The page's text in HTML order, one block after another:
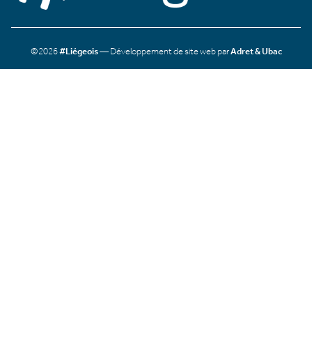
©2026#Liégeois— Développement de site web parAdret & Ubac